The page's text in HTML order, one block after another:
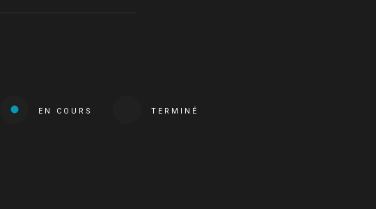
EN COURS TERMINÉ